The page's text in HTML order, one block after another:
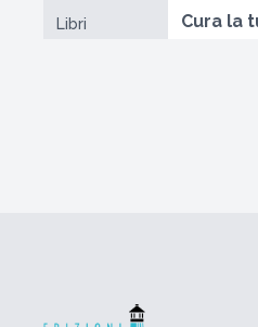
Libri Cura la